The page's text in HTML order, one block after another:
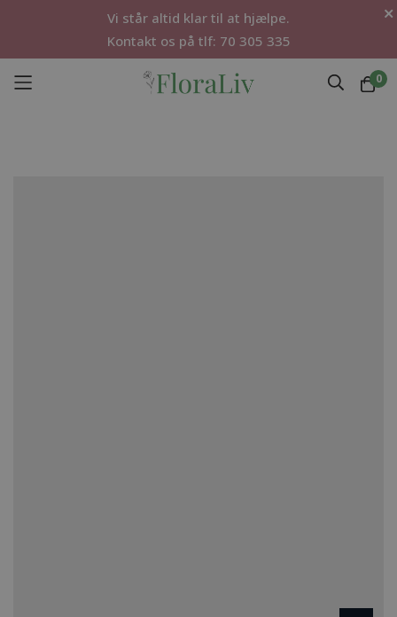
Vi står altid klar til at hjælpe.
Kontakt os på tlf: 70 305 335
0